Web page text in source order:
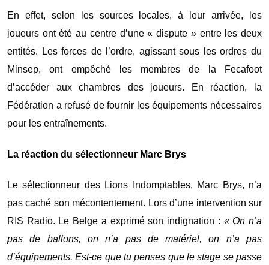
En effet, selon les sources locales, à leur arrivée, les
joueurs ont été au centre d’une « dispute » entre les deux
entités. Les forces de l’ordre, agissant sous les ordres du
Minsep, ont empêché les membres de la Fecafoot
d’accéder aux chambres des joueurs. En réaction, la
Fédération a refusé de fournir les équipements nécessaires
pour les entraînements.
La réaction du sélectionneur Marc Brys
Le sélectionneur des Lions Indomptables, Marc Brys, n’a
pas caché son mécontentement. Lors d’une intervention sur
RIS Radio. Le Belge a exprimé son indignation : « On n’a
pas de ballons, on n’a pas de matériel, on n’a pas
d’équipements. Est-ce que tu penses que le stage se passe